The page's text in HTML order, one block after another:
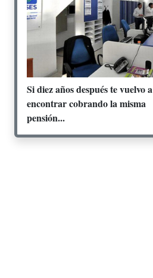
Si diez años después te vuelvo a
encontrar cobrando la misma
pensión...